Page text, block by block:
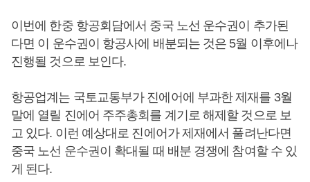
이번에 한중 항공회담에서 중국 노선 운수권이 추가된
다면 이 운수권이 항공사에 배분되는 것은 5월 이후에나
진행될 것으로 보인다.
항공업계는 국토교통부가 진에어에 부과한 제재를 3월
말에 열릴 진에어 주주총회를 계기로 해제할 것으로 보
고 있다. 이런 예상대로 진에어가 제재에서 풀려난다면
중국 노선 운수권이 확대될 때 배분 경쟁에 참여할 수 있
게 된다.